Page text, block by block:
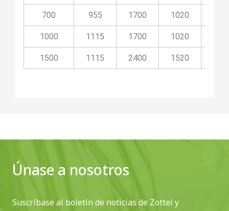
700 955 1700 1020
1000 1115 1700 1020
1500 1115 2400 1520
Únase a nosotros
Suscríbase al boletín de noticias de Zottel y